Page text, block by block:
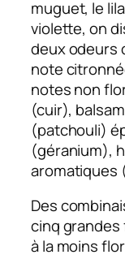
muguet, le
violette, on
deux odeurs
note
notes non
(cuir),
(patchouli)
(géranium),
aromatiques
Des
cinq grandes
à la moins